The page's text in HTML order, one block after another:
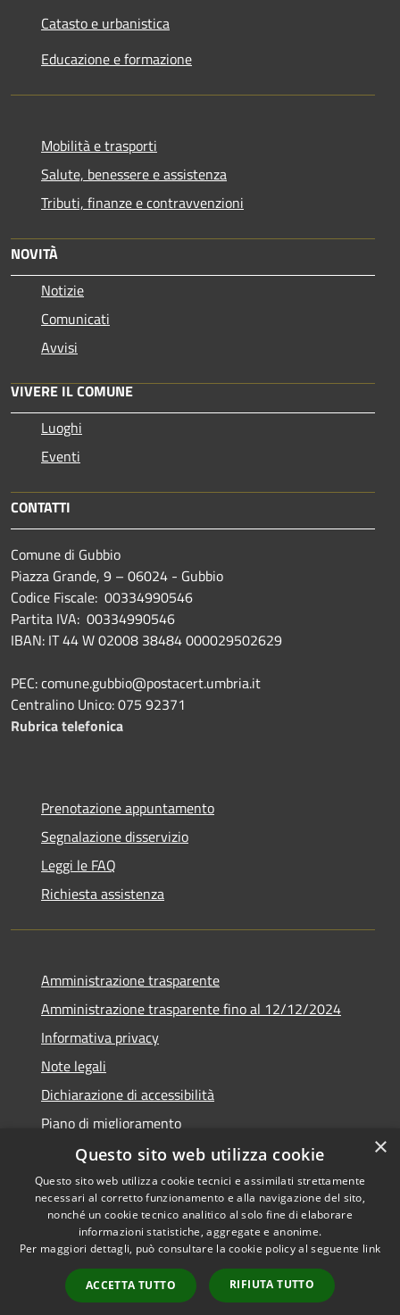
Catasto e urbanistica
Educazione e formazione
Mobilità e trasporti
Salute, benessere e assistenza
Tributi, finanze e contravvenzioni
NOVITÀ
Notizie
Comunicati
Avvisi
VIVERE IL COMUNE
Luoghi
Eventi
CONTATTI
Comune di Gubbio
Piazza Grande, 9 – 06024 - Gubbio
Codice Fiscale: 00334990546
Partita IVA: 00334990546
IBAN: IT 44 W 02008 38484 000029502629
PEC: comune.gubbio@postacert.umbria.it
Centralino Unico: 075 92371
Rubrica telefonica
Prenotazione appuntamento
Segnalazione disservizio
Leggi le FAQ
Richiesta assistenza
Amministrazione trasparente
Amministrazione trasparente fino al 12/12/2024
Informativa privacy
Note legali
Dichiarazione di accessibilità
Piano di miglioramento
Accessibility
Privacy
Sitemap
Copyright © 2026 • Town of •
Powered byMunicipium
Admin access
×
Questo sito web utilizza cookie
Questo sito web utilizza cookie tecnici e assimilati strettamente
necessari al corretto funzionamento e alla navigazione del sito,
nonché un cookie tecnico analitico al solo fine di elaborare
informazioni statistiche, aggregate e anonime.
Per maggiori dettagli, può consultare la cookie policy al seguente link
ACCETTA TUTTO RIFIUTA TUTTO